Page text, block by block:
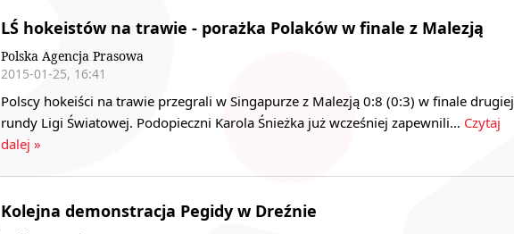
LŚ hokeistów na trawie - porażka Polaków w finale z Malezją
Polska Agencja Prasowa
2015-01-25, 16:41
Polscy hokeiści na trawie przegrali w Singapurze z Malezją 0:8 (0:3) w finale drugiej
rundy Ligi Światowej. Podopieczni Karola Śnieżka już wcześniej zapewnili… Czytaj
dalej »
Kolejna demonstracja Pegidy w Dreźnie